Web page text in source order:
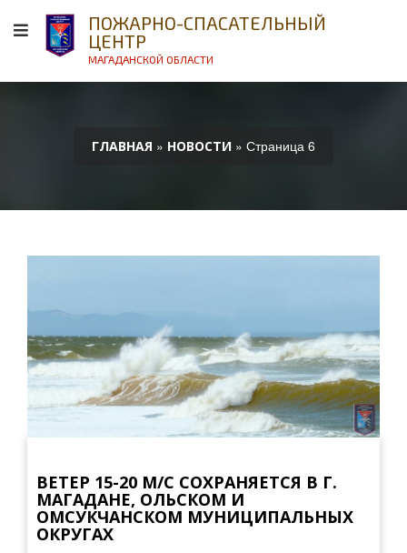
ПОЖАРНО-СПАСАТЕЛЬНЫЙ
ЦЕНТР
МАГАДАНСКОЙ ОБЛАСТИ
ГЛАВНАЯ » НОВОСТИ » Страница 6
ВЕТЕР 15-20 М/С СОХРАНЯЕТСЯ В Г.
МАГАДАНЕ, ОЛЬСКОМ И
ОМСУКЧАНСКОМ МУНИЦИПАЛЬНЫХ
ОКРУГАХ